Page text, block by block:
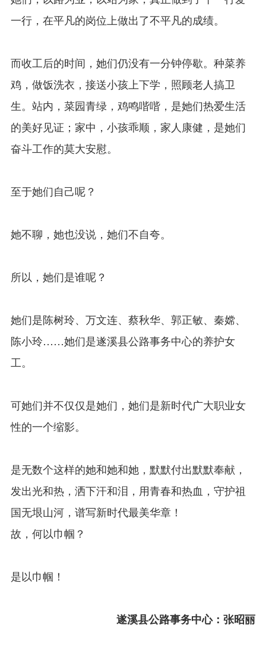
一行，在平凡的岗位上做出了不平凡的成绩。
而收工后的时间，她们仍没有一分钟停歇。种菜养
鸡，做饭洗衣，接送小孩上下学，照顾老人搞卫
生。站内，菜园青绿，鸡鸣喈喈，是她们热爱生活
的美好见证；家中，小孩乖顺，家人康健，是她们
奋斗工作的莫大安慰。
至于她们自己呢？
她不聊，她也没说，她们不自夸。
所以，她们是谁呢？
她们是陈树玲、万文连、蔡秋华、郭正敏、秦嫦、
陈小玲……她们是遂溪县公路事务中心的养护女
工。
可她们并不仅仅是她们，她们是新时代广大职业女
性的一个缩影。
是无数个这样的她和她和她，默默付出默默奉献，
发出光和热，洒下汗和泪，用青春和热血，守护祖
国无垠山河，谱写新时代最美华章！
故，何以巾帼？
是以巾帼！
遂溪县公路事务中心：张昭丽